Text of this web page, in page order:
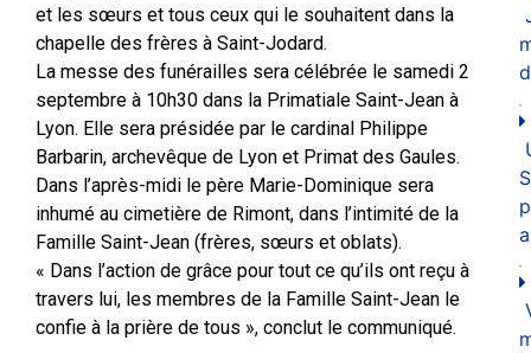
et les sœurs et tous ceux qui le souhaitent dans la
chapelle des frères à Saint-Jodard.
La messe des funérailles sera célébrée le samedi 2
septembre à 10h30 dans la Primatiale Saint-Jean à
Lyon. Elle sera présidée par le cardinal Philippe
Barbarin, archevêque de Lyon et Primat des Gaules.
Dans l’après-midi le père Marie-Dominique sera
inhumé au cimetière de Rimont, dans l’intimité de la
Famille Saint-Jean (frères, sœurs et oblats).
« Dans l’action de grâce pour tout ce qu’ils ont reçu à
travers lui, les membres de la Famille Saint-Jean le
confie à la prière de tous », conclut le communiqué.